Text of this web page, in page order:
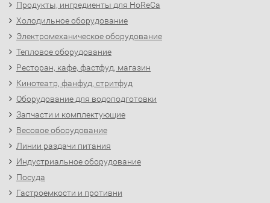
Продукты, ингредиенты для HoReCa
Холодильное оборудование
Электромеханическое оборудование
Тепловое оборудование
Ресторан, кафе, фастфуд, магазин
Кинотеатр, фанфуд, стритфуд
Оборудование для водоподготовки
Запчасти и комплектующие
Весовое оборудование
Линии раздачи питания
Индустриальное оборудование
Посуда
Гастроемкости и противни